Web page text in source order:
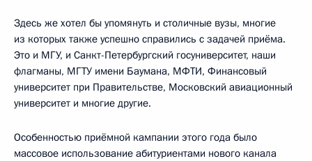
Здесь же хотел бы упомянуть и столичные вузы, многие
из которых также успешно справились с задачей приёма.
Это и МГУ, и Санкт-Петербургский госуниверситет, наши
флагманы, МГТУ имени Баумана, МФТИ, Финансовый
университет при Правительстве, Московский авиационный
университет и многие другие.
Особенностью приёмной кампании этого года было
массовое использование абитуриентами нового канала